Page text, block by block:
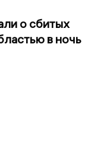
о сбитых
в ночь